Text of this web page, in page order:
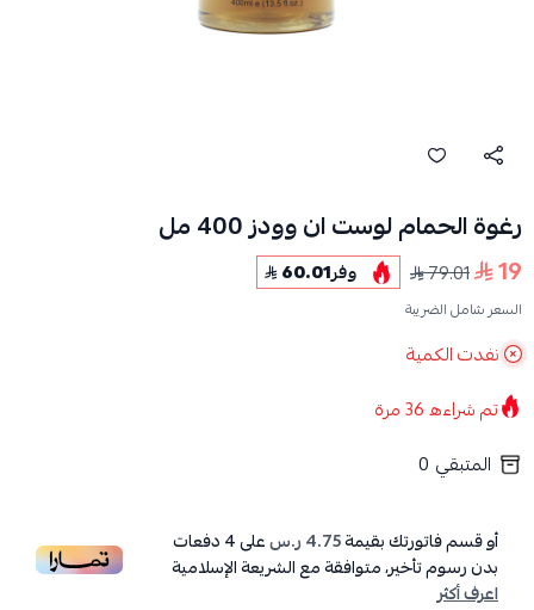
رغوة الحمام لوست ان وودز 400 مل
19
79.01 وفر60.01
السعر شامل الضريبة
نفدت الكمية
تم شراءه36مرة
المتبقي 0
أو قسم فاتورتك بقيمة4.75 ر.س على4دفعات
بدون رسوم تأخير، متوافقة مع الشريعة الإسلامية
اعرف أكثر